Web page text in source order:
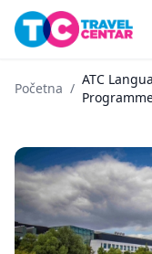
Početna /
ATC